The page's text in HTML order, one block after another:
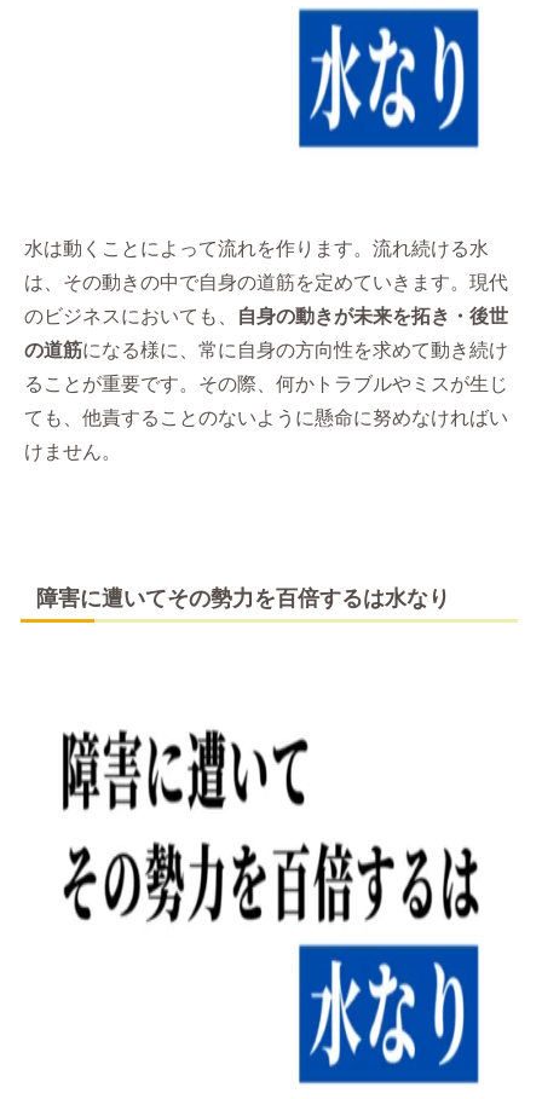
水は動くことによって流れを作ります。流れ続ける水
は、その動きの中で自身の道筋を定めていきます。現代
のビジネスにおいても、
自身の動きが未来を拓き・後世
の道筋になる様に、常に自身の方向性を求めて動き続け
ることが重要です。その際、何かトラブルやミスが生じ
ても、他責することのないように懸命に努めなければい
けません。
障害に遭いてその勢力を百倍するは水なり